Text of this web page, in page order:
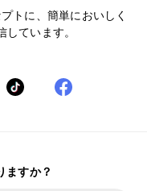
トに、簡単においしく
ています。
ますか？